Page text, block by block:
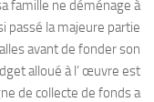
famille ne déménage à
passé la majeure partie
avant de fonder son
alloué à l‘ œuvre est
de collecte de fonds a